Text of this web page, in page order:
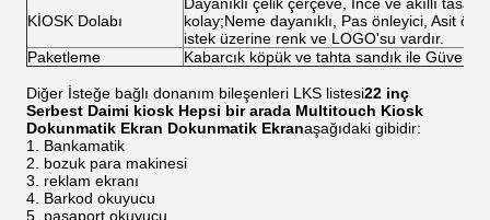
KİOSK Dolabı
kolay;Neme dayanıklı, Pas önleyici, Asit
istek üzerine renk ve LOGO'su vardır.
Paketleme
Kabarcık köpük ve tahta sandık ile
Diğer İsteğe bağlı donanım bileşenleri LKS listesi22 inç
Serbest Daimi kiosk Hepsi bir arada Multitouch Kiosk
Dokunmatik Ekran Dokunmatik Ekranaşağıdaki gibidir:
Bankamatik
bozuk para makinesi
reklam ekranı
Barkod okuyucu
pasaport okuyucu